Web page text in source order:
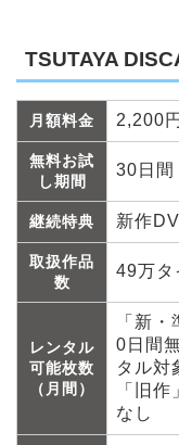
TSUTAYA
月額料金 2,200
無料お試
し期間
30日間
継続特典 新作
取扱作品
数
49万タ
レンタル
可能枚数
（月間）
「新
0日間
タル対
「旧
なし